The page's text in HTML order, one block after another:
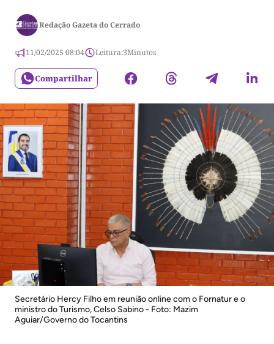
Redação Gazeta do Cerrado
11/02/2025 08:04 Leitura:3Minutos
Compartilhar
Secretário Hercy Filho em reunião online com o Fornatur e o
ministro do Turismo, Celso Sabino - Foto: Mazim
Aguiar/Governo do Tocantins